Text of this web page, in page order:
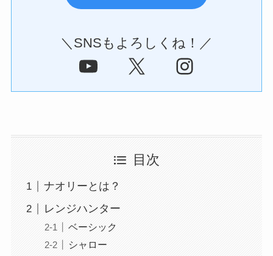
＼SNSもよろしくね！／
YouTube X Instagram
目次
ナオリーとは？
レンジハンター
ベーシック
シャロー